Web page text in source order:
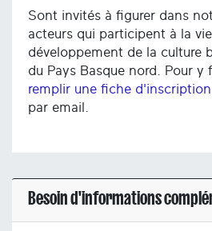
Sont invités à figurer dans
acteurs qui participent à la
développement de la culture
du Pays Basque nord. Pour y
remplir une fiche d'inscription
par email.
Besoin d'informations